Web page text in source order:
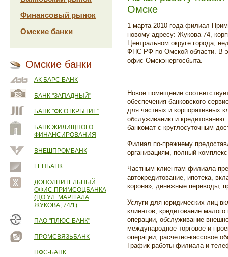
Финансовый рынок
Омские банки
Омские банки
АК БАРС БАНК
БАНК "ЗАПАДНЫЙ"
БАНК "ФК ОТКРЫТИЕ"
БАНК ЖИЛИЩНОГО
ФИНАНСИРОВАНИЯ
ВНЕШПРОМБАНК
ГЕНБАНК
ДОПОЛНИТЕЛЬНЫЙ
ОФИС ПРИМСОЦБАНКА
(ЦО УЛ. МАРШАЛА
ЖУКОВА, 74/1)
ПАО "ПЛЮС БАНК"
ПРОМСВЯЗЬБАНК
ПФС-БАНК
Омске
1 марта 2010 года филиал
новому адресу: Жукова 74,
Центральном округе города,
ФНС РФ по Омской области. В
офис Омскэнергосбыта.
Новое помещение
обеспечения банковского
для частных и корпоративных
обслуживанию и
банкомат с круглосуточным
Филиал по-прежнему
организациям, полный
Частным клиентам филиала
автокредитование, ипотека,
корона», денежные переводы,
Услуги для юридических лиц
клиентов, кредитование
операции, обслуживание
международное торговое и
операции, расчетно-кассовое
График работы филиала и